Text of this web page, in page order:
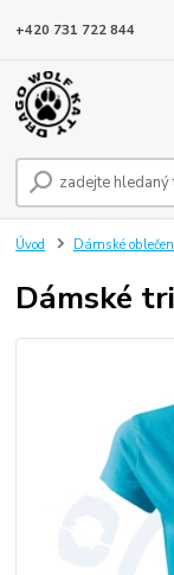
+420 731 722 844
Úvod Dámské
Dámské